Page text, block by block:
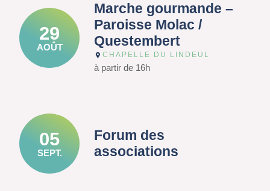
29
AOÛT
Marche gourmande –
Paroisse Molac /
Questembert
CHAPELLE DU LINDEUL
à partir de 16h
05
SEPT.
Forum des
associations